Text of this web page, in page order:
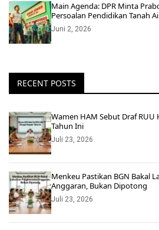
Main Agenda: DPR Minta
Persoalan Pendidikan Tanah
Juni 2, 2026
RECENT POSTS
Wamen HAM Sebut Draf
Tahun Ini
Juli 23, 2026
Menkeu Pastikan BGN Bakal
Anggaran, Bukan Dipotong
Juli 23, 2026